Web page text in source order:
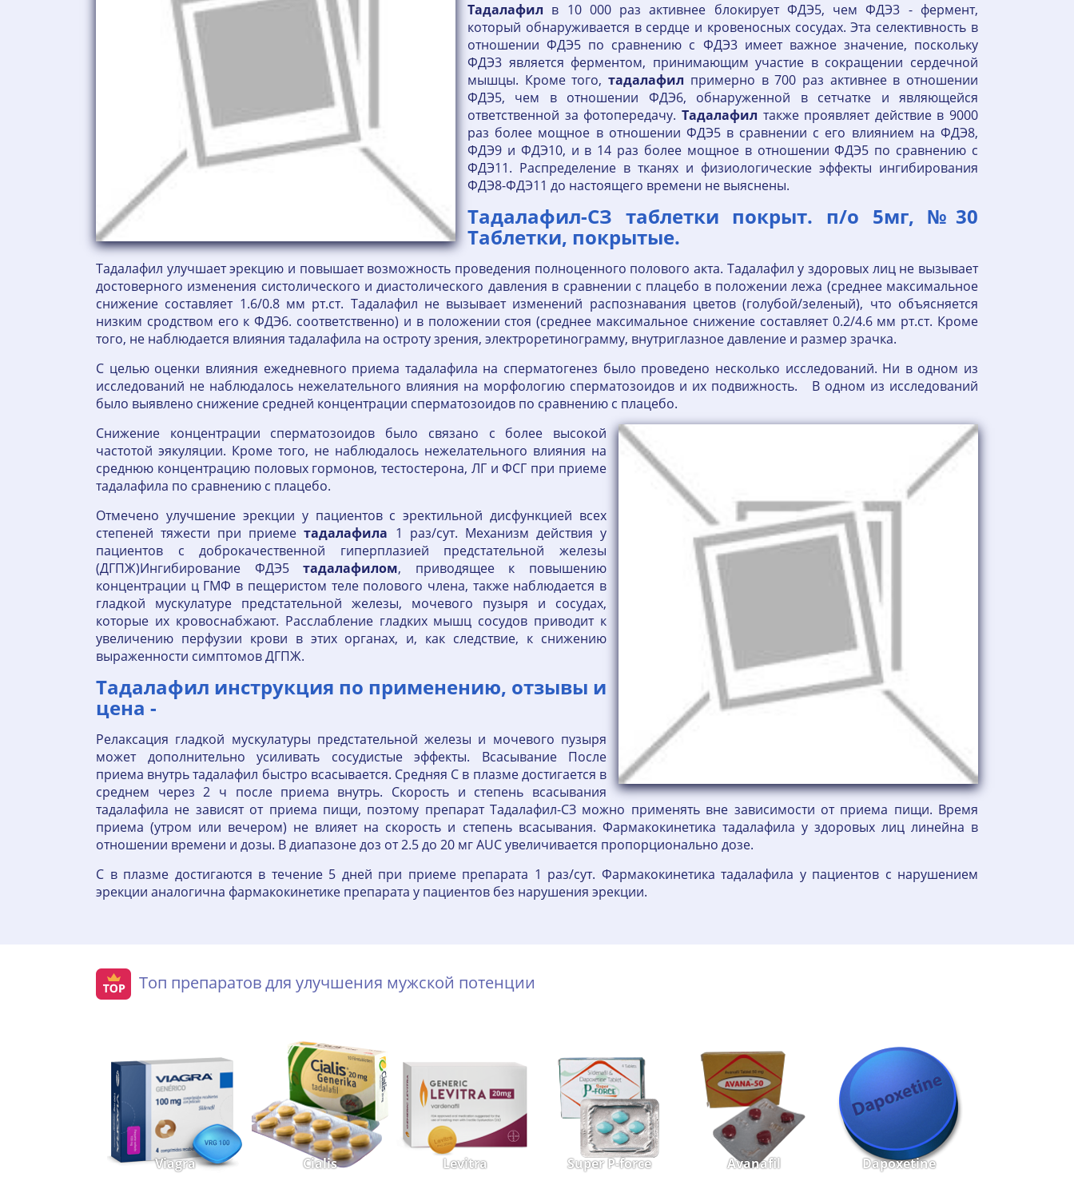
Тадалафил в 10 000 раз активнее блокирует ФДЭ5, чем ФДЭ3 - фермент,
который обнаруживается в сердце и кровеносных сосудах. Эта селективность в
отношении ФДЭ5 по сравнению с ФДЭ3 имеет важное значение, поскольку
ФДЭ3 является ферментом, принимающим участие в сокращении сердечной
мышцы. Кроме того,тадалафил примерно в 700 раз активнее в отношении
ФДЭ5, чем в отношении ФДЭ6, обнаруженной в сетчатке и являющейся
ответственной за фотопередачу. Тадалафил также проявляет действие в 9000
раз более мощное в отношении ФДЭ5 в сравнении с его влиянием на ФДЭ8,
ФДЭ9 и ФДЭ10, и в 14 раз более мощное в отношении ФДЭ5 по сравнению с
ФДЭ11. Распределение в тканях и физиологические эффекты ингибирования
ФДЭ8-ФДЭ11 до настоящего времени не выяснены.
Тадалафил-СЗ таблетки покрыт. п/о 5мг, №30
Таблетки, покрытые.
Тадалафил улучшает эрекцию и повышает возможность проведения полноценного полового акта. Тадалафил у здоровых лиц не вызывает
достоверного изменения систолического и диастолического давления в сравнении с плацебо в положении лежа (среднее максимальное
снижение составляет 1.6/0.8 мм рт.ст. Тадалафил не вызывает изменений распознавания цветов (голубой/зеленый), что объясняется
низким сродством его к ФДЭ6. соответственно) и в положении стоя (среднее максимальное снижение составляет 0.2/4.6 мм рт.ст. Кроме
того, не наблюдается влияния тадалафила на остроту зрения, электроретинограмму, внутриглазное давление и размер зрачка.
С целью оценки влияния ежедневного приема тадалафила на сперматогенез было проведено несколько исследований. Ни в одном из
исследований не наблюдалось нежелательного влияния на морфологию сперматозоидов и их подвижность. В одном из исследований
было выявлено снижение средней концентрации сперматозоидов по сравнению с плацебо.
Снижение концентрации сперматозоидов было связано с более высокой
частотой эякуляции. Кроме того, не наблюдалось нежелательного влияния на
среднюю концентрацию половых гормонов, тестостерона, ЛГ и ФСГ при приеме
тадалафила по сравнению с плацебо.
Отмечено улучшение эрекции у пациентов с эректильной дисфункцией всех
степеней тяжести при приеметадалафила 1 раз/сут. Механизм действия у
пациентов с доброкачественной гиперплазией предстательной железы
(ДГПЖ)Ингибирование ФДЭ5тадалафилом, приводящее к повышению
концентрации ц ГМФ в пещеристом теле полового члена, также наблюдается в
гладкой мускулатуре предстательной железы, мочевого пузыря и сосудах,
которые их кровоснабжают. Расслабление гладких мышц сосудов приводит к
увеличению перфузии крови в этих органах, и, как следствие, к снижению
выраженности симптомов ДГПЖ.
Тадалафил инструкция по применению, отзывы и
цена -
Релаксация гладкой мускулатуры предстательной железы и мочевого пузыря
может дополнительно усиливать сосудистые эффекты. Всасывание После
приема внутрь тадалафил быстро всасывается. Средняя С в плазме достигается в
среднем через 2 ч после приема внутрь. Скорость и степень всасывания
тадалафила не зависят от приема пищи, поэтому препарат Тадалафил-СЗ можно применять вне зависимости от приема пищи. Время
приема (утром или вечером) не влияет на скорость и степень всасывания. Фармакокинетика тадалафила у здоровых лиц линейна в
отношении времени и дозы. В диапазоне доз от 2.5 до 20 мг AUC увеличивается пропорционально дозе.
C в плазме достигаются в течение 5 дней при приеме препарата 1 раз/сут. Фармакокинетика тадалафила у пациентов с нарушением
эрекции аналогична фармакокинетике препарата у пациентов без нарушения эрекции.
Топ препаратов для улучшения мужской потенции
Viagra Cialis Levitra Super P-force Avanafil Dapoxetine